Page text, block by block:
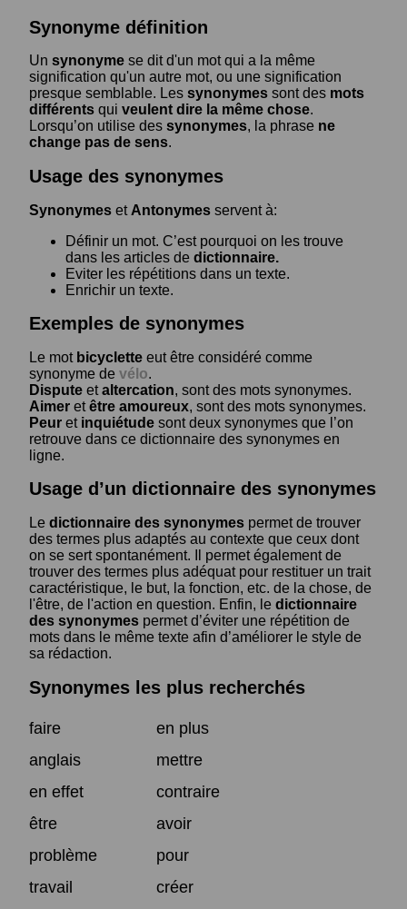
Synonyme définition
Un synonyme se dit d'un mot qui a la même
signification qu'un autre mot, ou une signification
presque semblable. Les synonymes sont des mots
différents qui veulent dire la même chose.
Lorsqu’on utilise des synonymes, la phrase ne
change pas de sens.
Usage des synonymes
Synonymes et Antonymes servent à:
Définir un mot. C’est pourquoi on les trouve
dans les articles de dictionnaire.
Eviter les répétitions dans un texte.
Enrichir un texte.
Exemples de synonymes
Le mot bicyclette eut être considéré comme
synonyme de vélo.
Dispute etaltercation, sont des mots synonymes.
Aimer etêtre amoureux, sont des mots synonymes.
Peur et inquiétude sont deux synonymes que l’on
retrouve dans ce dictionnaire des synonymes en
ligne.
Usage d’un dictionnaire des synonymes
Le dictionnaire des synonymes permet de trouver
des termes plus adaptés au contexte que ceux dont
on se sert spontanément. Il permet également de
trouver des termes plus adéquat pour restituer un trait
caractéristique, le but, la fonction, etc. de la chose, de
l'être, de l'action en question. Enfin, le dictionnaire
des synonymes permet d’éviter une répétition de
mots dans le même texte afin d’améliorer le style de
sa rédaction.
Synonymes les plus recherchés
faire
en plus
anglais
mettre
en effet
contraire
être
avoir
problème
pour
travail
créer